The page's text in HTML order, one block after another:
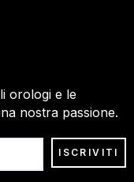
orologi e le
nostra passione.